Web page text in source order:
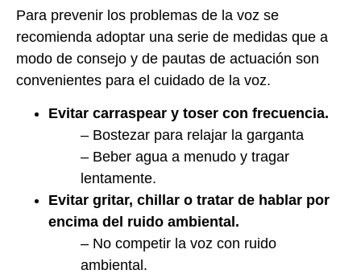
Para prevenir los problemas de la voz se
recomienda adoptar una serie de medidas que a
modo de consejo y de pautas de actuación son
convenientes para el cuidado de la voz.
Evitar carraspear y toser con frecuencia.
– Bostezar para relajar la garganta
– Beber agua a menudo y tragar
lentamente.
Evitar gritar, chillar o tratar de hablar por
encima del ruido ambiental.
– No competir la voz con ruido
ambiental.